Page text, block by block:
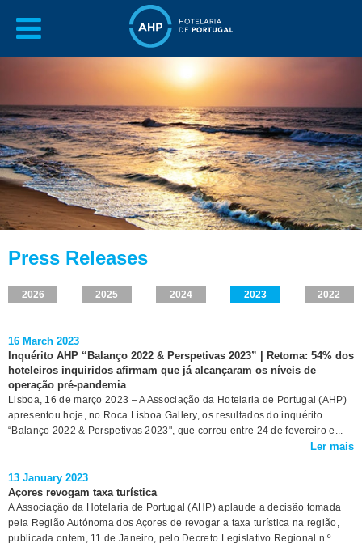
Press Releases
2026 2025 2024 2023 2022
16 March 2023
Inquérito AHP “Balanço 2022 & Perspetivas 2023” | Retoma: 54% dos
hoteleiros inquiridos afirmam que já alcançaram os níveis de
operação pré-pandemia
Lisboa, 16 de março 2023 – A Associação da Hotelaria de Portugal (AHP)
apresentou hoje, no Roca Lisboa Gallery, os resultados do inquérito
“Balanço 2022 & Perspetivas 2023", que correu entre 24 de fevereiro e...
Ler mais
13 January 2023
Açores revogam taxa turística
A Associação da Hotelaria de Portugal (AHP) aplaude a decisão tomada
pela Região Autónoma dos Açores de revogar a taxa turística na região,
publicada ontem, 11 de Janeiro, pelo Decreto Legislativo Regional n.º